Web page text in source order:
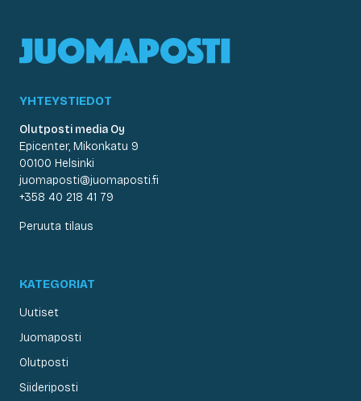
YHTEYSTIEDOT
Olutposti media Oy
Epicenter, Mikonkatu 9
00100 Helsinki
juomaposti@juomaposti.fi
+358 40 218 41 79
Peruuta tilaus
KATEGORIAT
Uutiset
Juomaposti
Olutposti
Siideriposti